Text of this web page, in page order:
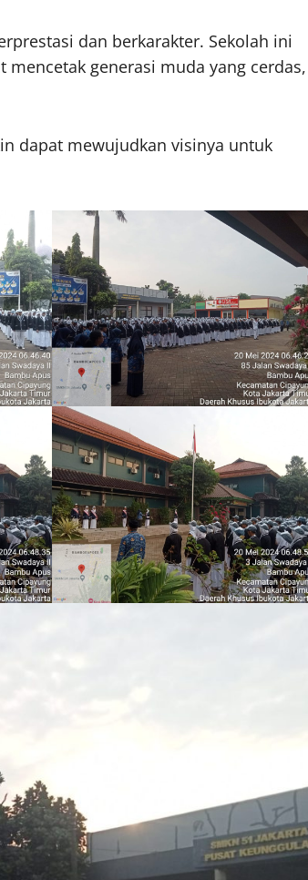
dan berkarakter. Sekolah ini
generasi muda yang cerdas,
dapat mewujudkan visinya untuk